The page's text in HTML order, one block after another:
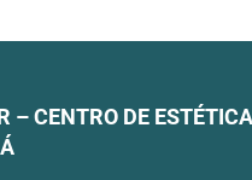
– CENTRO DE